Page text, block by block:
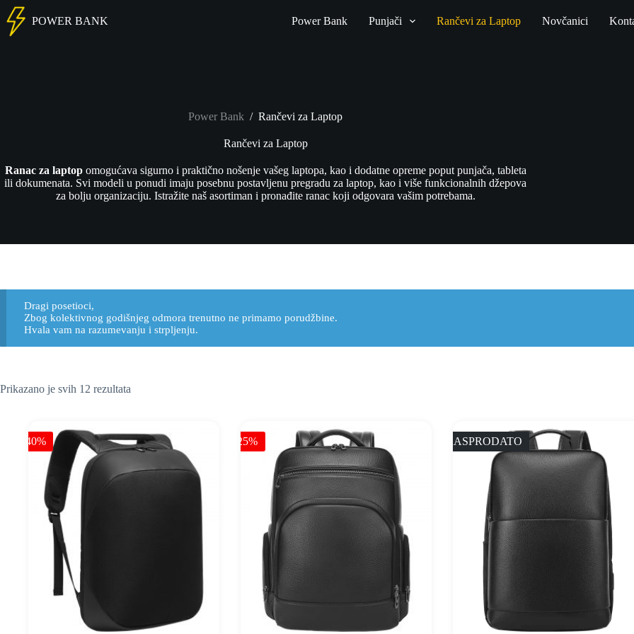
POWER BANK Power Bank Punjači Rančevi za Laptop Novčanici
Power Bank / Rančevi za Laptop
Rančevi za Laptop
Ranac za laptopomogućava sigurno i praktično nošenje vašeg laptopa, kao i dodatne opreme poput punjača, tableta
ili dokumenata. Svi modeli u ponudi imaju posebnu postavljenu pregradu za laptop, kao i više funkcionalnih džepova
za bolju organizaciju. Istražite naš asortiman i pronađite ranac koji odgovara vašim potrebama.
Dragi posetioci,
Zbog kolektivnog godišnjeg odmora trenutno ne primamo porudžbine.
Hvala vam na razumevanju i strpljenju.
Prikazano je svih 12 rezultata
-40% -25% RASPRODATO